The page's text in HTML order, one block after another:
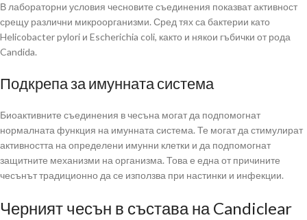
В лабораторни условия чесновите съединения показват активност
срещу различни микроорганизми. Сред тях са бактерии като
Helicobacter pylori и Escherichia coli, както и някои гъбички от рода
Candida.
Подкрепа за имунната система
Биоактивните съединения в чесъна могат да подпомогнат
нормалната функция на имунната система. Те могат да стимулират
активността на определени имунни клетки и да подпомогнат
защитните механизми на организма. Това е една от причините
чесънът традиционно да се използва при настинки и инфекции.
Черният чесън в състава на Candiclear